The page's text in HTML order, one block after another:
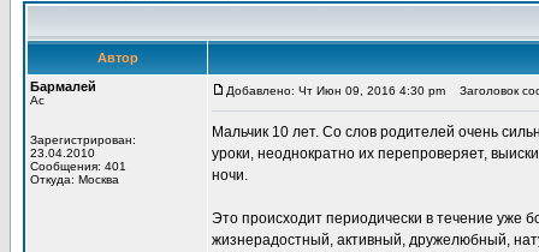
Автор
Бармалей
Ас
Зарегистрирован:
23.04.2010
Сообщения: 401
Откуда: Москва
Добавлено: Чт Июн 09, 2016 4:30 pm Заголовок
Мальчик 10 лет. Со слов родителей очень
уроки, неоднократно их перепроверяет,
ночи.
Это происходит периодически в течение уже
жизнерадостный, активный, дружелюбный,